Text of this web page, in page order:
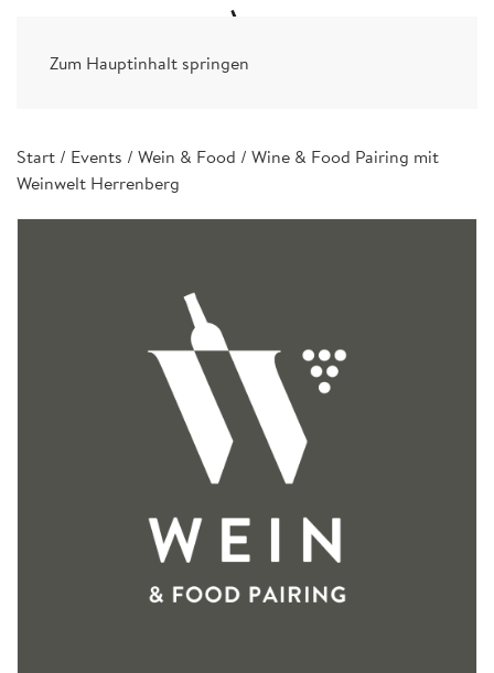
Zum Hauptinhalt springen
Start / Events / Wein & Food / Wine & Food Pairing mit
Weinwelt Herrenberg